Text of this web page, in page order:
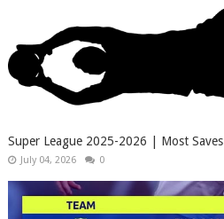
Super League 2025-2026 | Most Saves
July 04, 2026 0